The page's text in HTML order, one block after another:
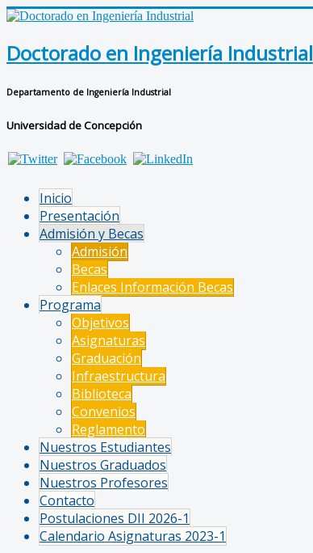
Doctorado en Ingeniería Industrial
Departamento de Ingeniería Industrial
Universidad de Concepción
Inicio
Presentación
Admisión y Becas
Admisión
Becas
Enlaces Información Becas
Programa
Objetivos
Asignaturas
Graduación
Infraestructura
Biblioteca
Convenios
Reglamento
Nuestros Estudiantes
Nuestros Graduados
Nuestros Profesores
Contacto
Postulaciones DII 2026-1
Calendario Asignaturas 2023-1